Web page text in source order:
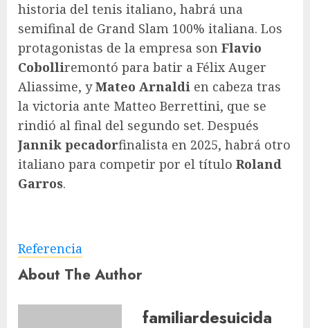
historia del tenis italiano, habrá una
semifinal de Grand Slam 100% italiana. Los
protagonistas de la empresa son Flavio
Cobolliremontó para batir a Félix Auger
Aliassime, yMateo Arnaldi en cabeza tras
la victoria ante Matteo Berrettini, que se
rindió al final del segundo set. Después
Jannik pecadorfinalista en 2025, habrá otro
italiano para competir por el título Roland
Garros.
Referencia
About The Author
familiardesuicida